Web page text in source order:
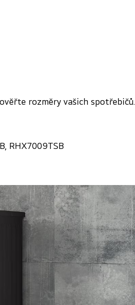
rozměry vašich spotřebičů.
RHX7009TSB